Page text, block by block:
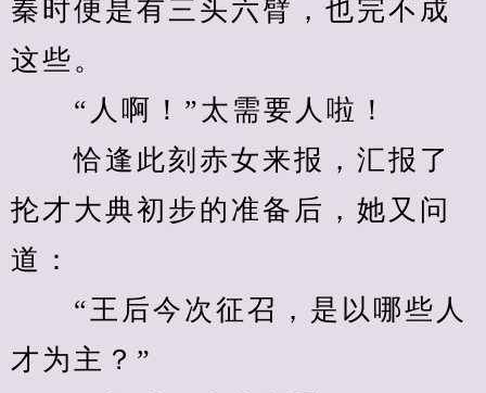
秦时便是有三头六臂，也完不成
这些。
“人啊！”太需要人啦！
恰逢此刻赤女来报，汇报了
抡才大典初步的准备后，她又问
道：
“王后今次征召，是以哪些人
才为主？”